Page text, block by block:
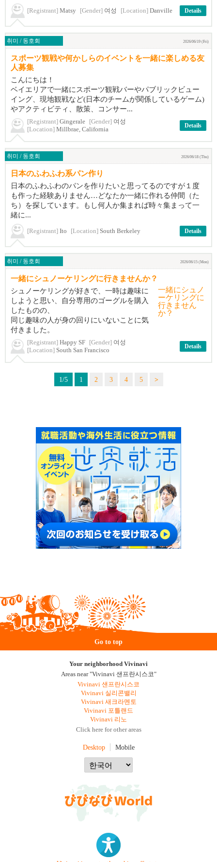
[Registrant] Matsy [Gender] 여성 [Location] Danville Details
취미 / 동호회 2026/06/19 (Fri)
スポーツ観戦や何かしらのイベントを一緒に楽しめる友
人募集
こんにちは！
ベイエリアで一緒にスポーツ観戦バーやパブリックビュー
イング、現地観戦など(日本のチームが関係しているゲーム)
やアクティビティ、散策、コンサー...
[Registrant] Gingerale [Gender] 여성
[Location] Millbrae, California
Details
취미 / 동호회 2026/06/18 (Thu)
日本のふわふわ系パン作り
日本のふわふわのパンを作りたいと思ってるのですが１度
も作った経験ありません…どなたか一緒に作れる仲間（た
ち）を探しています。もし何人か集まれば時々集まって一
緒に...
[Registrant] Ito [Location] South Berkeley Details
취미 / 동호회 2026/06/15 (Mon)
一緒にシュノーケリングに行きませんか？
シュノーケリングが好きで、一時は趣味に
しようと思い、自分専用のゴーグルを購入
したものの、
同じ趣味の人が身の回りにいないことに気
付きました。
[Registrant] Happy SF [Gender] 여성
[Location] South San Francisco
Details
1/5 1 2 3 4 5 >
Go to top
Your neighborhood Vivinavi
Areas near "Vivinavi 샌프란시스코"
Vivinavi 샌프란시스코
Vivinavi 실리콘밸리
Vivinavi 새크라멘토
Vivinavi 포틀랜드
Vivinavi 리노
Click here for other areas
Desktop Mobile